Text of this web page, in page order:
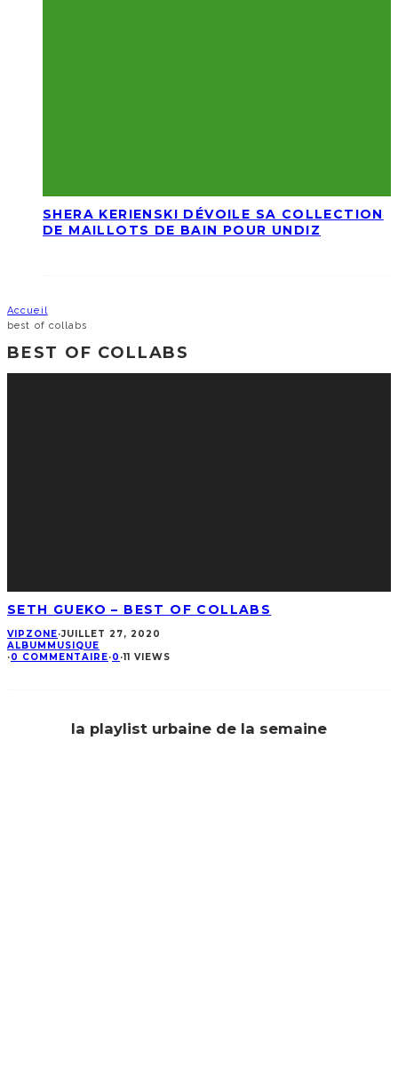
SHERA KERIENSKI DÉVOILE SA COLLECTION
DE MAILLOTS DE BAIN POUR UNDIZ
Accueil
best of collabs
BEST OF COLLABS
SETH GUEKO – BEST OF COLLABS
VIPZONE·JUILLET 27, 2020
ALBUM MUSIQUE
·0 COMMENTAIRE·0 ·11 VIEWS
la playlist urbaine de la semaine